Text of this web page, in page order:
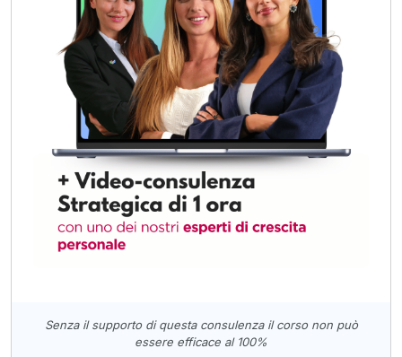
Senza il supporto di questa consulenza il corso non può
essere efficace al 100%